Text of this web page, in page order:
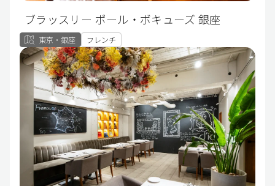
ブラッスリー ポール・ボキューズ 銀座
東京・銀座 フレンチ